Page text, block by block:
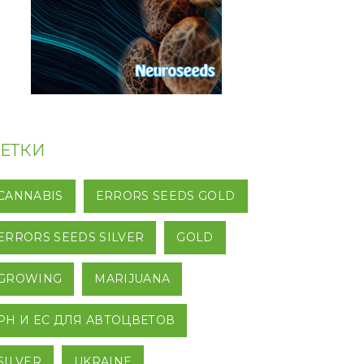
ERRORS SEEDS GOLD
SEEDS SILVER GOLD
MARIJUANA
И EC ДЛЯ АВТОЦВЕТОВ